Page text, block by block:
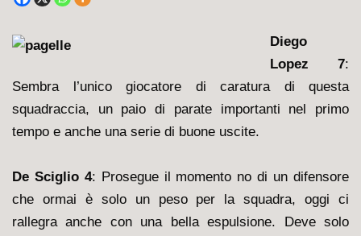
Diego
Lopez 7:
Sembra l’unico giocatore di caratura di questa
squadraccia, un paio di parate importanti nel primo
tempo e anche una serie di buone uscite.
De Sciglio 4: Prosegue il momento no di un difensore
che ormai è solo un peso per la squadra, oggi ci
rallegra anche con una bella espulsione. Deve solo